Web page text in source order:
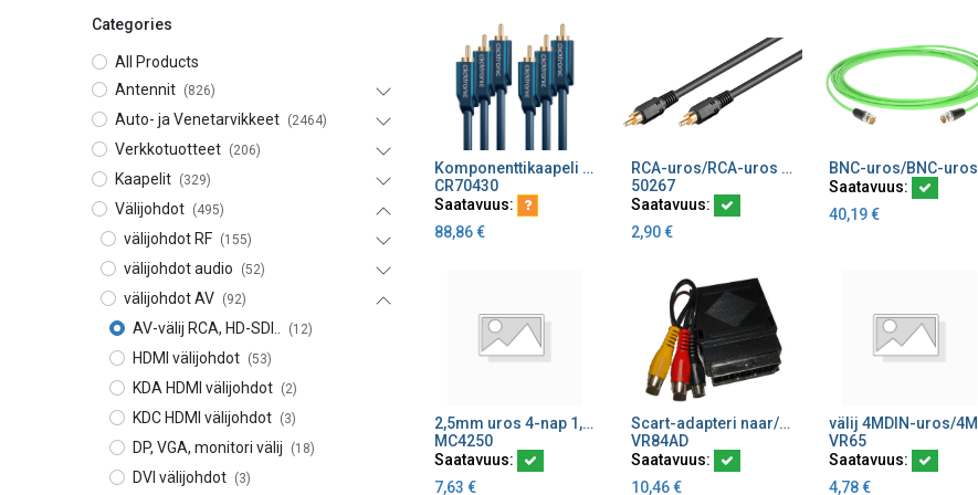
Categories
All Products
Antennit
(826)
Auto- ja Venetarvikkeet (2464)
Verkkotuotteet (206)
Kaapelit (329)
Välijohdot (495)
välijohdot RF (155)
välijohdot audio (52)
välijohdot AV (92)
AV-välij RCA, HD-SDI.. (12)
HDMI välijohdot (53)
KDA HDMI välijohdot (2)
KDC HDMI välijohdot (3)
DP, VGA, monitori välij (18)
DVI välijohdot (3)
Lisää ostoskoriin Komponenttikaapeli 3 x RCA-uros/3 x RCA-uros 20m
CR70430
Saatavuus:
88,86€
Lisää ostoskoriin RCA-uros/RCA-uros 2 m 75 ohm VR23
50267
Saatavuus:
2,90€
Lisää ostoskoriin
Saatavuus:
40,19€
Lisää ostoskoriin2,5mm uros 4-nap 1,8 m toinen pää vapaa
MC4250
Saatavuus:
7,63 €
Lisää ostoskoriinScart-adapteri naar/uros+3RCA RCA>SCART
VR84AD
Saatavuus:
10,46€
Lisää ostoskoriin
VR65
Saatavuus:
4,78€